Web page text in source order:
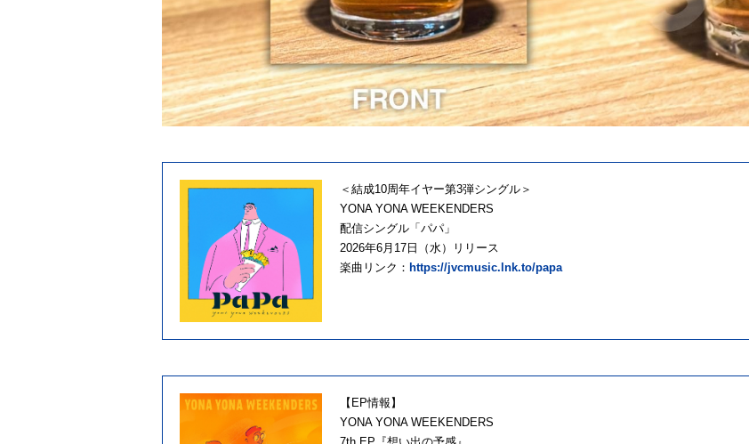
＜結成10周年イヤー第3弾シングル＞
YONA YONA WEEKENDERS
配信シングル「パパ」
2026年6月17日（水）リリース
楽曲リンク： https://jvcmusic.lnk.to/papa
【EP情報】
YONA YONA WEEKENDERS